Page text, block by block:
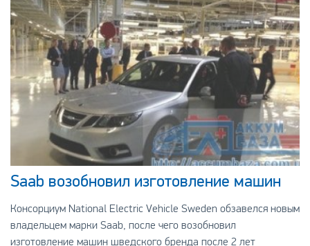
Saab возобновил изготовление машин
Консорциум National Electric Vehicle Sweden обзавелся новым
владельцем марки Saab, после чего возобновил
изготовление машин шведского бренда после 2 лет